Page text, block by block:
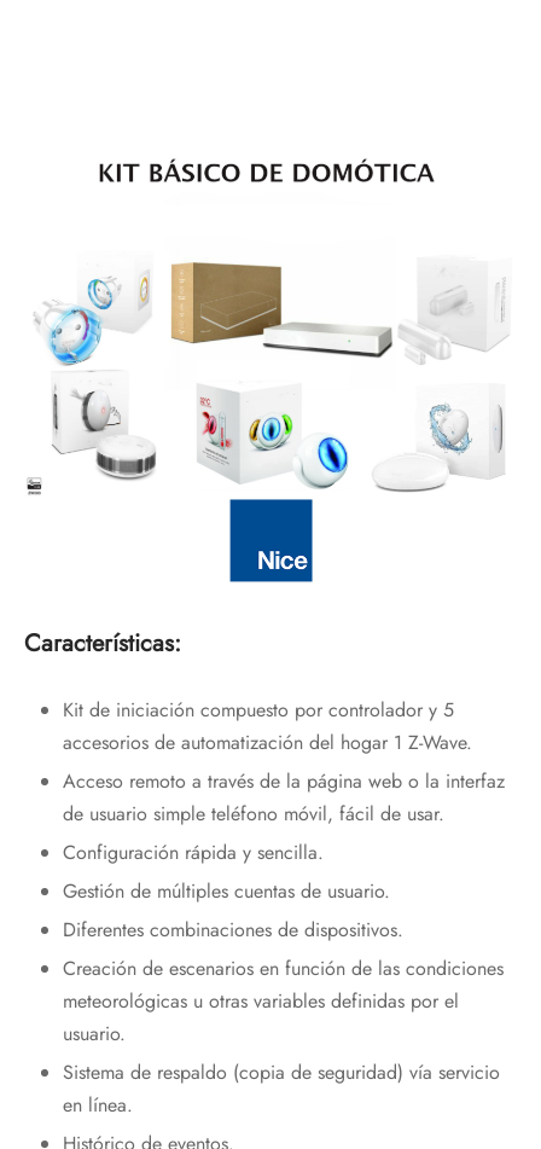
Características:
Kit de iniciación compuesto por controlador y 5
accesorios de automatización del hogar 1 Z-Wave.
Acceso remoto a través de la página web o la interfaz
de usuario simple teléfono móvil, fácil de usar.
Configuración rápida y sencilla.
Gestión de múltiples cuentas de usuario.
Diferentes combinaciones de dispositivos.
Creación de escenarios en función de las condiciones
meteorológicas u otras variables definidas por el
usuario.
Sistema de respaldo (copia de seguridad) vía servicio
en línea.